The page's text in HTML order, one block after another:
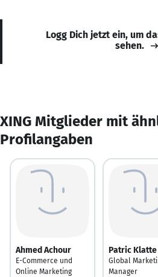
Logg Dich jetzt ein, um
sehen.
XING Mitglieder mit
Profilangaben
Ahmed Achour
E-Commerce und
Online Marketing
Patric Klatte
Global
Manager